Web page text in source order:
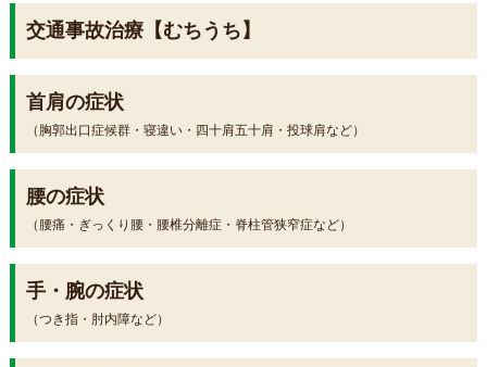
交通事故治療【むちうち】
首肩の症状
（胸郭出口症候群・寝違い・四十肩五十肩・投球肩など）
腰の症状
（腰痛・ぎっくり腰・腰椎分離症・脊柱管狭窄症など）
手・腕の症状
（つき指・肘内障など）